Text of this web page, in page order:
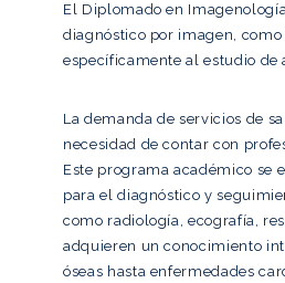
El Diplomado en
diagnóstico por imagen,
específicamente al estudio de
La demanda de servicios de
necesidad de contar con
Este programa académico se
para el diagnóstico y
como radiología, ecografía,
adquieren un conocimiento
óseas hasta enfermedades